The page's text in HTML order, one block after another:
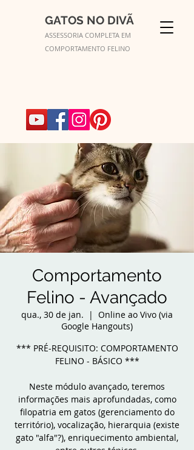
GATOS NO DIVÃ
ASSESSORIA COMPLETA EM
COMPORTAMENTO FELINO
Comportamento
Felino - Avançado
qua., 30 de jan.
  |
Online ao Vivo (via
Google Hangouts)
*** PRÉ-REQUISITO: COMPORTAMENTO
FELINO - BÁSICO ***
Neste módulo avançado, teremos
informações mais aprofundadas, como
filopatria em gatos (gerenciamento do
território), vocalização, hierarquia (existe
gato "alfa"?), enriquecimento ambiental,